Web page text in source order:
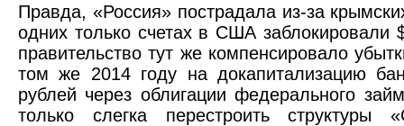
Правда, «Россия» пострадала из-за
одних только счетах в США заблокировали
правительство тут же компенсировало
том же 2014 году на докапитализацию
рублей через облигации федерального
только слегка перестроить структуры